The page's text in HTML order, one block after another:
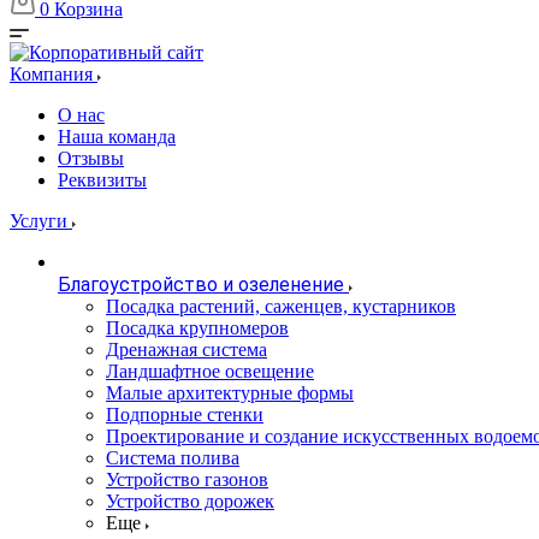
0 Корзина
Компания
О нас
Наша команда
Отзывы
Реквизиты
Услуги
Благоустройство и озеленение
Посадка растений, саженцев, кустарников
Посадка крупномеров
Дренажная система
Ландшафтное освещение
Малые архитектурные формы
Подпорные стенки
Проектирование и создание искусственных
Система полива
Устройство газонов
Устройство дорожек
Еще